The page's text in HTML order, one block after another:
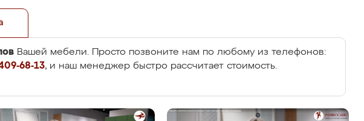
Вашей мебели. Просто позвоните нам по любому из телефонов:
68-13, и наш менеджер быстро рассчитает стоимость.